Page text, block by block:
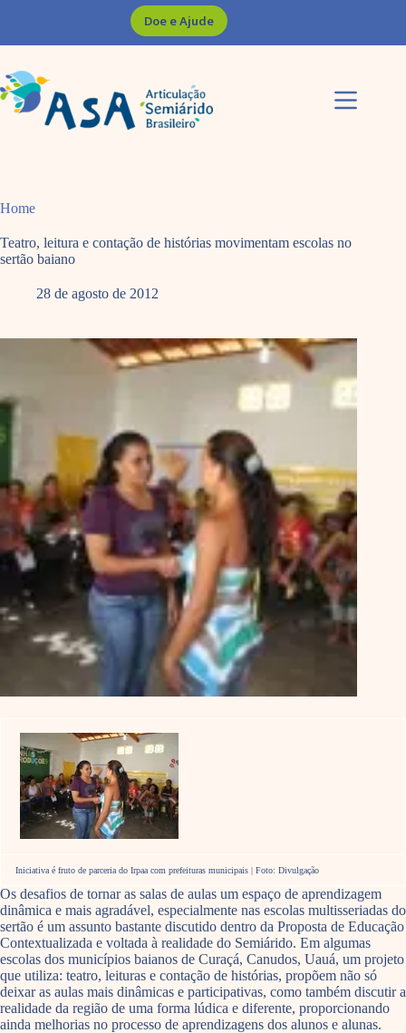
Doe e Ajude
Home
Teatro, leitura e contação de histórias movimentam escolas no
sertão baiano
28 de agosto de 2012
Iniciativa é fruto de parceria do Irpaa com prefeituras municipais | Foto: Divulgação
Os desafios de tornar as salas de aulas um espaço de aprendizagem
dinâmica e mais agradável, especialmente nas escolas multisseriadas do
sertão é um assunto bastante discutido dentro da Proposta de Educação
Contextualizada e voltada à realidade do Semiárido. Em algumas
escolas dos municípios baianos de Curaçá, Canudos, Uauá, um projeto
que utiliza: teatro, leituras e contação de histórias, propõem não só
deixar as aulas mais dinâmicas e participativas, como também discutir a
realidade da região de uma forma lúdica e diferente, proporcionando
ainda melhorias no processo de aprendizagens dos alunos e alunas.